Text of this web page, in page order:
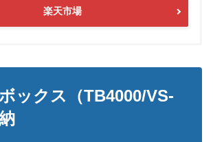
楽天市場
ックス（TB4000/VS-